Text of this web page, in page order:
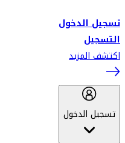
تسجيل الدخول
التسجيل
اكتشف المزيد
تسجيل الدخول